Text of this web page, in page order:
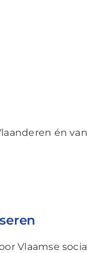
én
Vlaamse